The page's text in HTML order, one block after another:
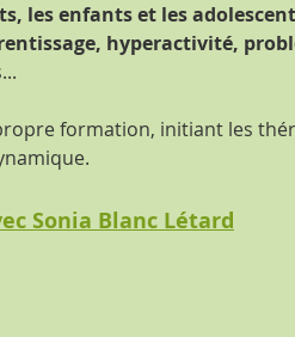
les enfants et les
hyperactivité,
formation, initiant les
Sonia Blanc Létard